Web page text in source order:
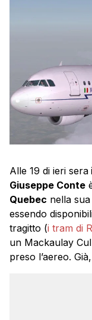
Alle 19 di ieri sera
Giuseppe Conte
Quebec nella
essendo
tragitto (i tram di
un Mackaulay
preso l’aereo.